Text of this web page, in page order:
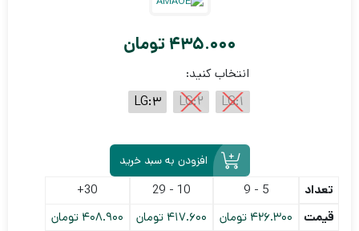
435.000 تومان
انتخاب کنید:
LG:1
LG:2
LG:3
افزودن به سبد خرید
تعداد 5 - 9
10 - 29
30+
قیمت
426.300 تومان 417.600 تومان 408.900 تومان